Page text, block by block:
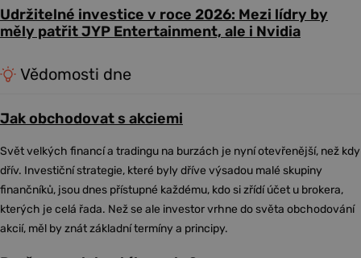
Udržitelné investice v roce 2026: Mezi lídry by
měly patřit JYP Entertainment, ale i Nvidia
Vědomosti dne
Jak obchodovat s akciemi
Svět velkých financí a tradingu na burzách je nyní otevřenější, než kdy
dřív. Investiční strategie, které byly dříve výsadou malé skupiny
finančníků, jsou dnes přístupné každému, kdo si zřídí účet u brokera,
kterých je celá řada. Než se ale investor vrhne do světa obchodování
akcií, měl by znát základní termíny a principy.